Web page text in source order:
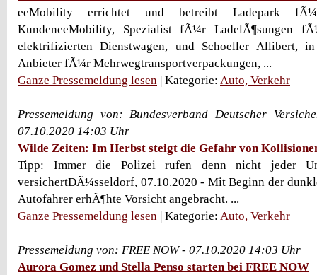
eeMobility errichtet und betreibt Ladepark
KundeneeMobility, Spezialist fÃ¼r LadelÃ¶sungen
elektrifizierten Dienstwagen, und Schoeller Allibert,
Anbieter fÃ¼r Mehrwegtransportverpackungen, ...
Ganze Pressemeldung lesen | Kategorie: Auto, Verkehr
Pressemeldung von: Bundesverband Deutscher
07.10.2020 14:03 Uhr
Wilde Zeiten: Im Herbst steigt die Gefahr von
Tipp: Immer die Polizei rufen denn nicht jeder
versichertDÃ¼sseldorf, 07.10.2020 - Mit Beginn der
Autofahrer erhÃ¶hte Vorsicht angebracht. ...
Ganze Pressemeldung lesen | Kategorie: Auto, Verkehr
Pressemeldung von: FREE NOW - 07.10.2020 14:03 Uhr
Aurora Gomez und Stella Penso starten bei FREE NOW